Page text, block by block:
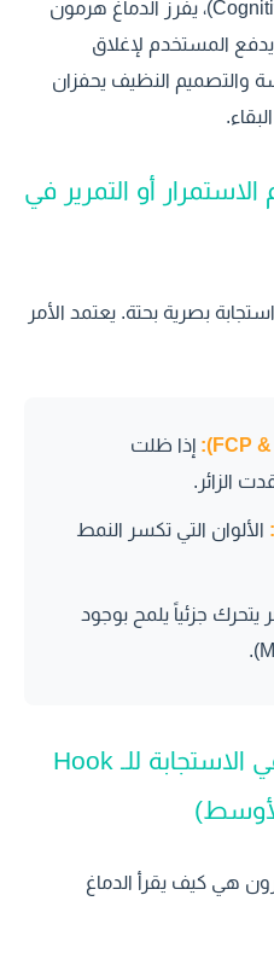
بنصوص معقدة (Cognitive Overload)، يفرز الدماغ هرمون
المستخدم لإغلاق
والتصميم النظيف يحفزان
أو التمرير في
بصرية بحتة. يعتمد الأمر
إذا ظلت
التي تكسر النمط
جزئياً يلمح بوجود
ج) الاختلافات الثقافية في الاستجابة للـ Hook
هي كيف يقرأ الدماغ